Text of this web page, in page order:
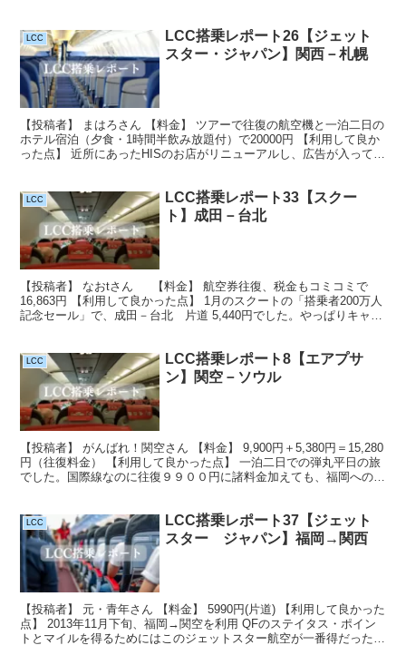
LCC
LCC搭乗レポート26【ジェット
スター・ジャパン】関西－札幌
【投稿者】 まはろさん 【料金】 ツアーで往復の航空機と一泊二日の
ホテル宿泊（夕食・1時間半飲み放題付）で20000円 【利用して良か
った点】 近所にあったHISのお店がリニューアルし、広告が入ってい
LCC
LCC搭乗レポート33【スクー
ト】成田－台北
【投稿者】 なおtさん 【料金】 航空券往復、税金もコミコミで
16,863円 【利用して良かった点】 1月のスクートの「搭乗者200万人
記念セール」で、成田－台北 片道 5,440円でした。やっぱりキャン
LCC
LCC搭乗レポート8【エアプサ
ン】関空－ソウル
【投稿者】 がんばれ！関空さん 【料金】 9,900円＋5,380円＝15,280
円（往復料金） 【利用して良かった点】 一泊二日での弾丸平日の旅
でした。国際線なのに往復９９００円に諸料金加えても、福岡への片
LCC
LCC搭乗レポート37【ジェット
スター ジャパン】福岡→関西
【投稿者】 元・青年さん 【料金】 5990円(片道) 【利用して良かった
点】 2013年11月下旬、福岡→関空を利用 QFのステイタス・ポイン
トとマイルを得るためにはこのジェットスター航空が一番得だった。